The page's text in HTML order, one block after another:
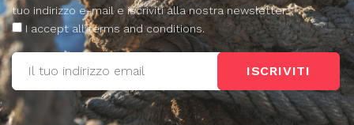
tuo indirizzo e-mail e iscriviti alla nostra newsletter.
I accept all terms and conditions.
ISCRIVITI